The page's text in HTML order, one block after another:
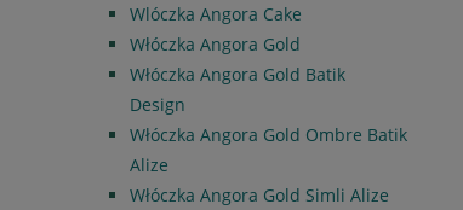
Wlóczka Angora Cake
Włóczka Angora Gold
Włóczka Angora Gold Batik
Design
Włóczka Angora Gold Ombre Batik
Alize
Włóczka Angora Gold Simli Alize